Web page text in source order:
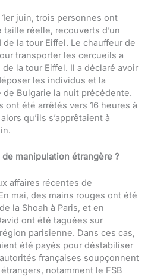
juin, trois personnes ont
réelle, recouverts d’un
la tour Eiffel. Le chauffeur de
transporter les cercueils a
la tour Eiffel. Il a déclaré avoir
les individus et la
de Bulgarie la nuit précédente.
ont été arrêtés vers 16 heures à
qu’ils s’apprêtaient à
manipulation étrangère ?
affaires récentes de
mai, des mains rouges ont été
la Shoah à Paris, et en
ont été taguées sur
parisienne. Dans ces cas,
été payés pour déstabiliser
françaises soupçonnent
notamment le FSB